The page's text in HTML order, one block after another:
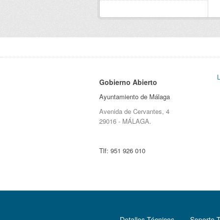
Gobierno Abierto
Ayuntamiento de Málaga
Avenida de Cervantes, 4
29016 - MÁLAGA.
Tlf: 951 926 010